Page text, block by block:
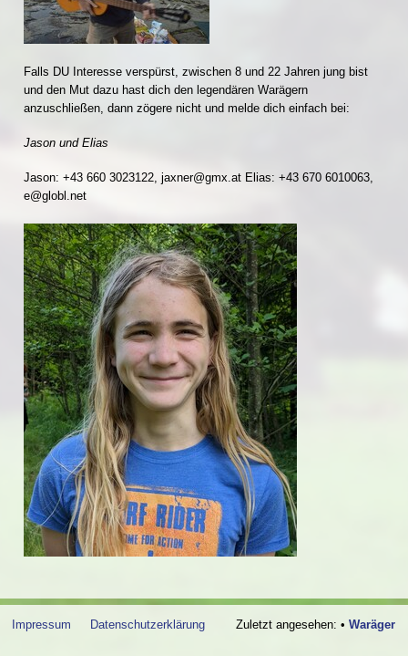
Falls DU Interesse verspürst, zwischen 8 und 22 Jahren jung bist
und den Mut dazu hast dich den legendären Warägern
anzuschließen, dann zögere nicht und melde dich einfach bei:
Jason und Elias
Jason: +43 660 3023122, jaxner@gmx.at Elias: +43 670 6010063,
e@globl.net
Impressum Datenschutzerklärung Zuletzt angesehen: • Waräger